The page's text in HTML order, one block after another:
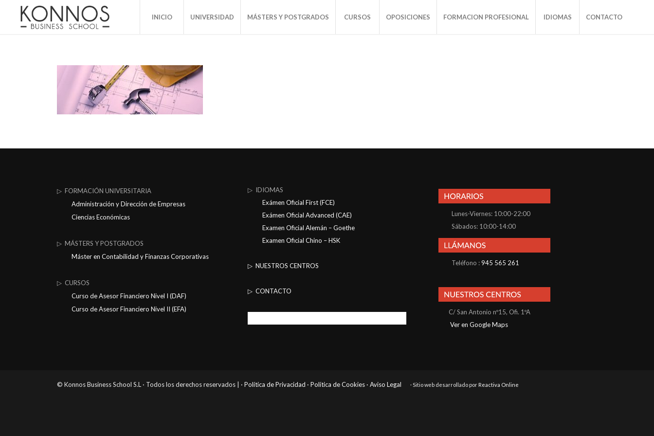
INICIO UNIVERSIDAD MÁSTERS Y POSTGRADOS CURSOS OPOSICIONES FORMACION PROFESIONAL IDIOMAS CONTACTO
▷ FORMACIÓN UNIVERSITARIA
Administración y Dirección de Empresas
Ciencias Económicas
▷ MÁSTERS Y POSTGRADOS
Máster en Contabilidad y Finanzas Corporativas
▷ CURSOS
Curso de Asesor Financiero Nivel I (DAF)
Curso de Asesor Financiero Nivel II (EFA)
▷ IDIOMAS
Exámen Oficial First (FCE)
Exámen Oficial Advanced (CAE)
Examen Oficial Alemán – Goethe
Examen Oficial Chino – HSK
▷ NUESTROS CENTROS
▷ CONTACTO
Lunes-Viernes: 10:00-22:00
Sábados: 10:00-14:00
Teléfono :945 565 261
C/ San Antonio nº15, Ofi. 1ºA
Ver en Google Maps
© Konnos Business School S.L · Todos los derechos reservados | · Política de Privacidad · Política de Cookies · Aviso Legal · Sitio web desarrollado por Reactiva Online